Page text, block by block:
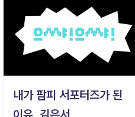
내가 팜피 서포터즈가 된